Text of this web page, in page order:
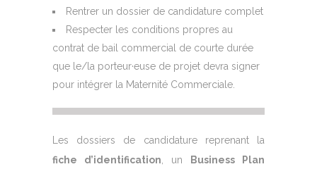
Rentrer un dossier de candidature complet
Respecter les conditions propres au
contrat de bail commercial de courte durée
que le/la porteur·euse de projet devra signer
pour intégrer la Maternité Commerciale.
Les dossiers de candidature reprenant la
fiche d’identification, un
Business Plan